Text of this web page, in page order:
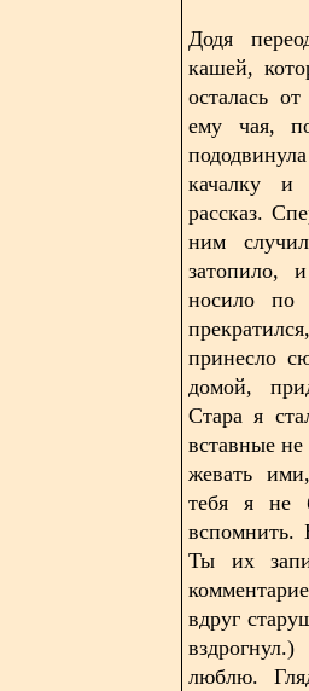
Додя
кашей,
осталась
ему чая,
качалку и
рассказ.
ним
затопило,
носило по
принесло
домой,
Стара я
вставные
жевать
тебя я не
вспомнить.
Ты их
вдруг
люблю.